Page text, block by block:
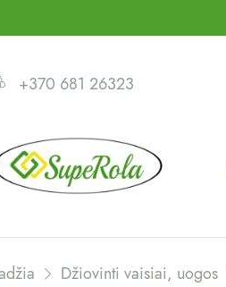
+370 681 26323
Džiovinti vaisiai, uogos